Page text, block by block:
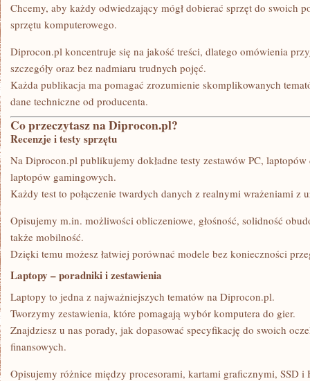
Chcemy, aby każdy odwiedzający mógł dobierać sprzęt do swoich
sprzętu komputerowego.
Diprocon.pl koncentruje się na jakość treści, dlatego omówienia
szczegóły oraz bez nadmiaru trudnych pojęć.
Każda publikacja ma pomagać zrozumienie skomplikowanych
dane techniczne od producenta.
Co przeczytasz na Diprocon.pl?
Recenzje i testy sprzętu
Na Diprocon.pl publikujemy dokładne testy zestawów PC,
laptopów gamingowych.
Każdy test to połączenie twardych danych z realnymi wrażeniami z
Opisujemy m.in. możliwości obliczeniowe, głośność, solidność
także mobilność.
Dzięki temu możesz łatwiej porównać modele bez konieczności
Laptopy – poradniki i zestawienia
Laptopy to jedna z najważniejszych tematów na Diprocon.pl.
Tworzymy zestawienia, które pomagają wybór komputera do gier.
Znajdziesz u nas porady, jak dopasować specyfikację do swoich
finansowych.
Opisujemy różnice między procesorami, kartami graficznymi, SSD i